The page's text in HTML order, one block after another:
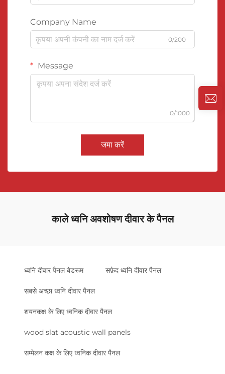
Company Name
0/200
Message
0/1000
जमा करें
काले ध्वनि अवशोषण दीवार के पैनल
ध्वनि दीवार पैनल बेडरूम सफ़ेद ध्वनि दीवार पैनल
सबसे अच्छा ध्वनि दीवार पैनल
शयनकक्ष के लिए ध्वनिक दीवार पैनल
wood slat acoustic wall panels
सम्मेलन कक्ष के लिए ध्वनिक दीवार पैनल